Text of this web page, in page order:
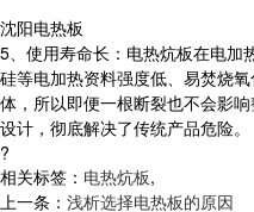
沈阳电热板
5、使用寿命长：电热炕板在电加
硅等电加热资料强度低、易焚烧
体，所以即便一根断裂也不会影
设计，彻底解决了传统产品危险。
?
相关标签： 电热炕板,
上一条： 浅析选择电热板的原因